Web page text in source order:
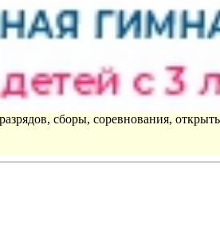
сборы, соревнования,